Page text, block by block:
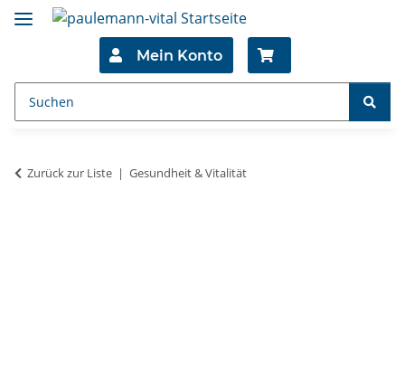
Mein Konto
Zurück zur Liste Gesundheit & Vitalität